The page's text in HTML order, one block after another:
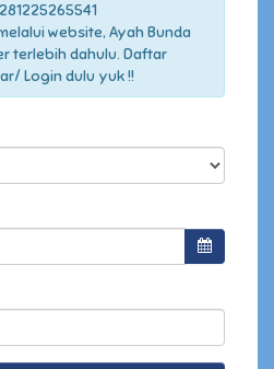
website, Ayah Bunda
terlebih dahulu. Daftar
Login dulu yuk !!